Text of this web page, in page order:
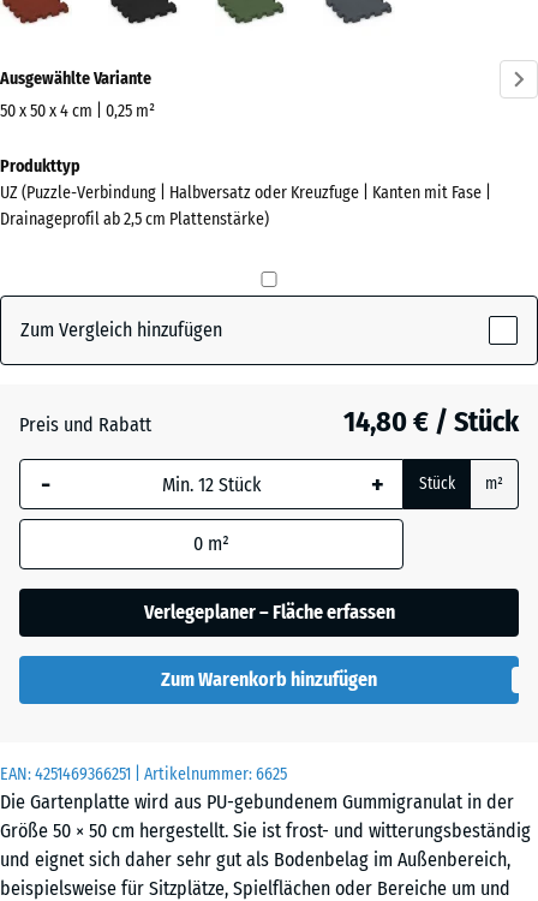
EAN:4251469366251 | Artikelnummer:6625
Die Gartenplatte wird aus PU-gebundenem Gummigranulat in der
Größe 50 × 50 cm hergestellt. Sie ist frost- und witterungsbeständig
und eignet sich daher sehr gut als Bodenbelag im Außenbereich,
beispielsweise für Sitzplätze, Spielflächen oder Bereiche um und
(active)
Informationen
zu
Farben?
Farbpalette
Ziegelrot(active)
+ 0,50 €
Ausgewählte Variante
50 x 50 x 4 cm | 0,25 m²
Abmessungen
für
den
x
540
Die gewählte, blau
umrandete
Abmessung wird
Produktdaten nicht
anders angegeben)
für die
Bedarfsberechnung
x
50
x 4
cm
|
Produkttyp
UZ (Puzzle-Verbindung | Halbversatz oder Kreuzfuge | Kanten mit Fase |
Drainageprofil ab 2,5 cm Plattenstärke)
Zum Vergleich hinzufügen
Preis und Rabatt 14,80 € / Stück
- + Stück m²
0 m²
Verlegeplaner – Fläche erfassen
Zum Warenkorb hinzufügen